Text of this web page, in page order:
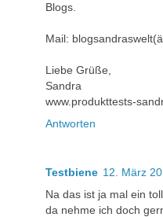
Blogs.
Mail:
Liebe Grüße,
Sandra
www.produkttests-
Antworten
Testbiene 12. März
Na das ist ja mal ein
da nehme ich doch